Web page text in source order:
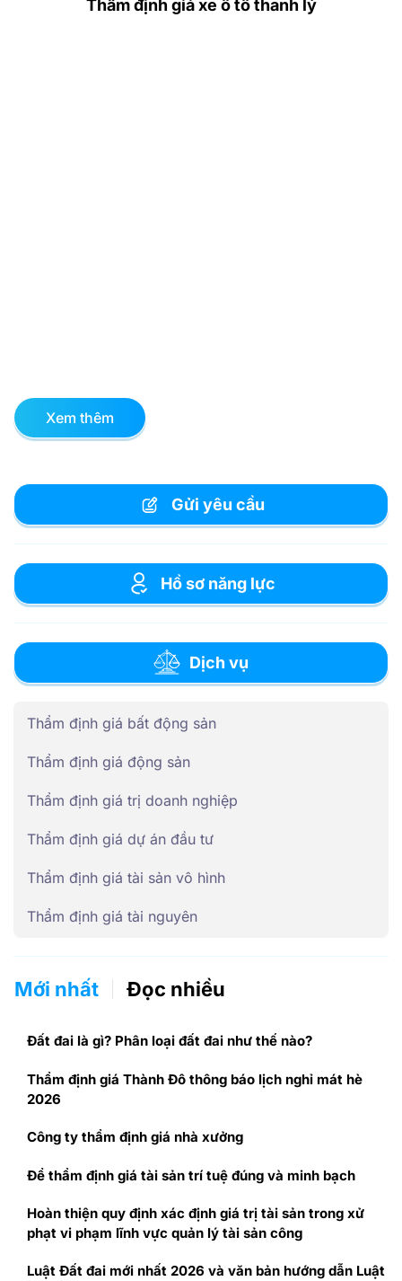
Thẩm định giá xe ô tô thanh lý
Xem thêm
Gửi yêu cầu
Hồ sơ năng lực
Dịch vụ
Thẩm định giá bất động sản
Thẩm định giá động sản
Thẩm định giá trị doanh nghiệp
Thẩm định giá dự án đầu tư
Thẩm định giá tài sản vô hình
Thẩm định giá tài nguyên
Mới nhất Đọc nhiều
Đất đai là gì? Phân loại đất đai như thế nào?
Thẩm định giá Thành Đô thông báo lịch nghỉ mát hè
2026
Công ty thẩm định giá nhà xưởng
Để thẩm định giá tài sản trí tuệ đúng và minh bạch
Hoàn thiện quy định xác định giá trị tài sản trong xử
phạt vi phạm lĩnh vực quản lý tài sản công
Luật Đất đai mới nhất 2026 và văn bản hướng dẫn Luật